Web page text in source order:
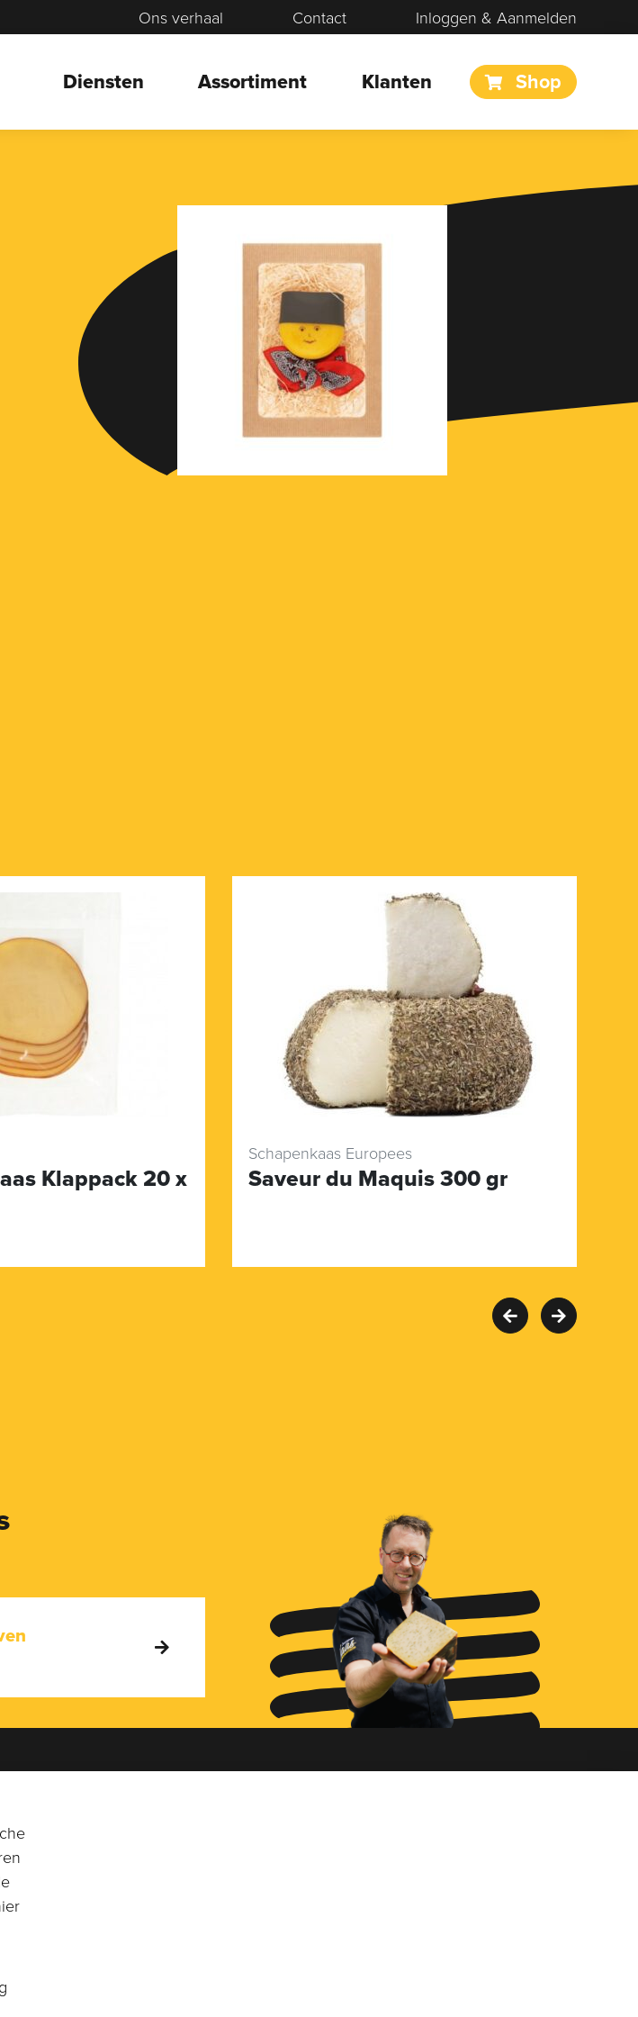
Ons verhaal Contact Inloggen & Aanmelden
Diensten Assortiment Klanten Shop
Klappack 20 x
Schapenkaas Europees
Saveur du Maquis 300 gr